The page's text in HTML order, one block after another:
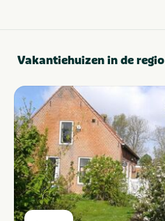
Vakantiehuizen in de regio